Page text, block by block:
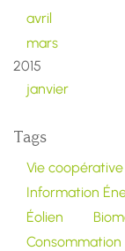
avril
mars
2015
janvier
Tags
Vie coopérative
Information
Éolien
Consommation